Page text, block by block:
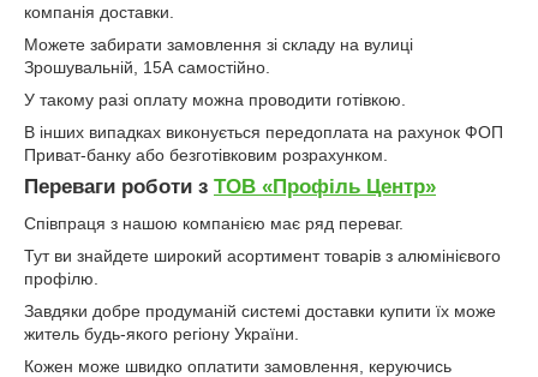
компанія доставки.
Можете забирати замовлення зі складу на вулиці
Зрошувальній, 15А самостійно.
У такому разі оплату можна проводити готівкою.
В інших випадках виконується передоплата на рахунок ФОП
Приват-банку або безготівковим розрахунком.
Переваги роботи з ТОВ «Профіль Центр»
Співпраця з нашою компанією має ряд переваг.
Тут ви знайдете широкий асортимент товарів з алюмінієвого
профілю.
Завдяки добре продуманій системі доставки купити їх може
житель будь-якого регіону України.
Кожен може швидко оплатити замовлення, керуючись